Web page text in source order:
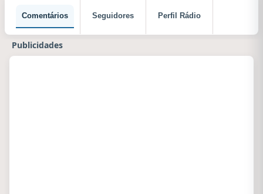
Comentários Seguidores Perfil Rádio
Publicidades